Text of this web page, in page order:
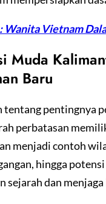
: Wanita Vietnam
Muda
Baru
tentang pentingnya
perbatasan
menjadi contoh
hingga
sejarah dan